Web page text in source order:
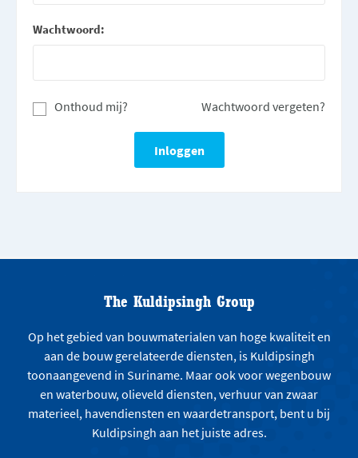
Wachtwoord:
Wachtwoord vergeten?
Onthoud mij?
The Kuldipsingh Group
Op het gebied van bouwmaterialen van hoge kwaliteit en
aan de bouw gerelateerde diensten, is Kuldipsingh
toonaangevend in Suriname. Maar ook voor wegenbouw
en waterbouw, olieveld diensten, verhuur van zwaar
materieel, havendiensten en waardetransport, bent u bij
Kuldipsingh aan het juiste adres.